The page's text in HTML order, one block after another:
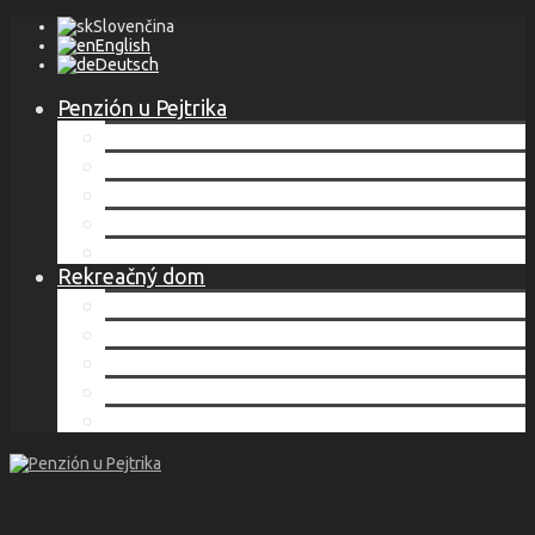
Slovenčina
English
Deutsch
Penzión u Pejtrika
Rekreačný dom